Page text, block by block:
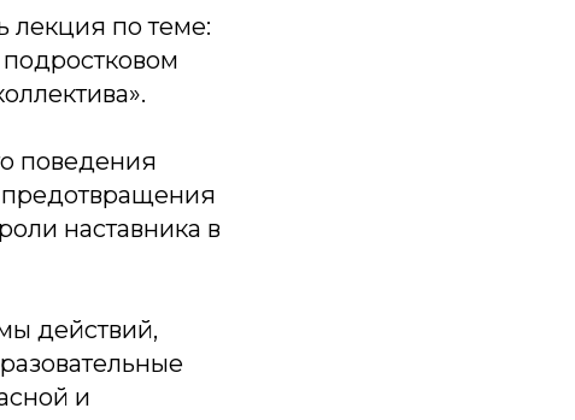
лекция по теме:
поведения
наставника в
действий,
и